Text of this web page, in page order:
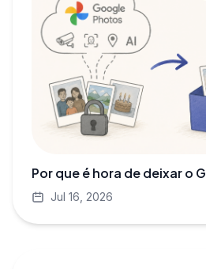
Por que é hora de deixar o
Jul 16, 2026